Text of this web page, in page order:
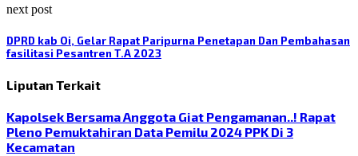
next post
DPRD kab Oi, Gelar Rapat Paripurna Penetapan Dan Pembahasan
fasilitasi Pesantren T.A 2023
Liputan Terkait
Kapolsek Bersama Anggota Giat Pengamanan..! Rapat
Pleno Pemuktahiran Data Pemilu 2024 PPK Di 3
Kecamatan